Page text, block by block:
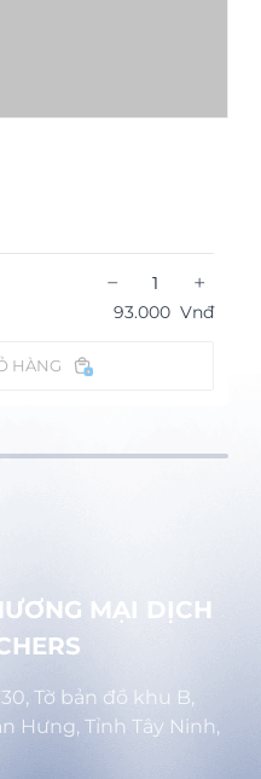
− +
93.000 Vnđ
HÀNG
MẠI DỊCH
Tờ bản đồ khu B,
Hưng, Tỉnh Tây Ninh,